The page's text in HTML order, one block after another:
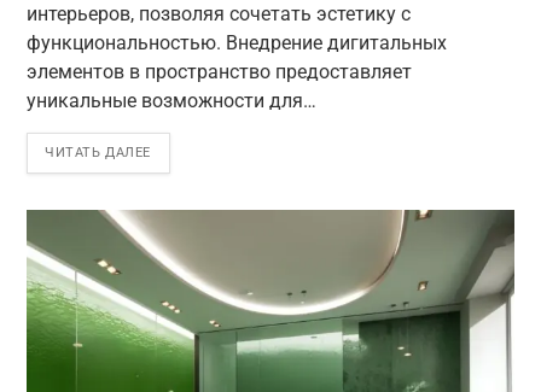
интерьеров, позволяя сочетать эстетику с
функциональностью. Внедрение дигитальных
элементов в пространство предоставляет
уникальные возможности для…
ЧИТАТЬ ДАЛЕЕ